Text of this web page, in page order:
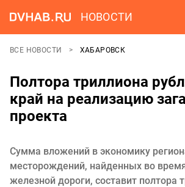
НОВОСТИ
ВСЕ НОВОСТИ ХАБАРОВСК
Полтора триллиона
край на реализацию
проекта
Сумма вложений в экономику
месторождений, найденных во
железной дороги, составит полтора